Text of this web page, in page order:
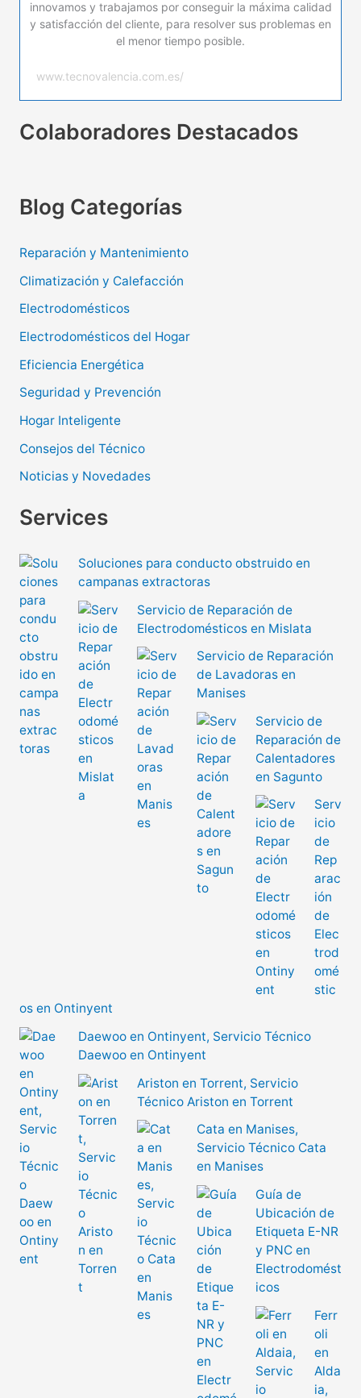
innovamos y trabajamos por conseguir la máxima calidad
y satisfacción del cliente, para resolver sus problemas en
el menor tiempo posible.
www.tecnovalencia.com.es/
Colaboradores Destacados
Blog Categorías
Reparación y Mantenimiento
Climatización y Calefacción
Electrodomésticos
Electrodomésticos del Hogar
Eficiencia Energética
Seguridad y Prevención
Hogar Inteligente
Consejos del Técnico
Noticias y Novedades
Services
Soluciones para conducto obstruido en
campanas extractoras
Servicio de Reparación de
Electrodomésticos en Mislata
Servicio de Reparación
de Lavadoras en
Manises
Servicio de
Reparación de
Calentadores
en Sagunto
Serv
icio
de
Rep
arac
ión
de
Elec
trod
omé
stic
os en Ontinyent
Daewoo en Ontinyent, Servicio Técnico
Daewoo en Ontinyent
Ariston en Torrent, Servicio
Técnico Ariston en Torrent
Cata en Manises,
Servicio Técnico Cata
en Manises
Guía de
Ubicación de
Etiqueta E-NR
y PNC en
Electrodomést
icos
Ferr
oli
en
Alda
ia,